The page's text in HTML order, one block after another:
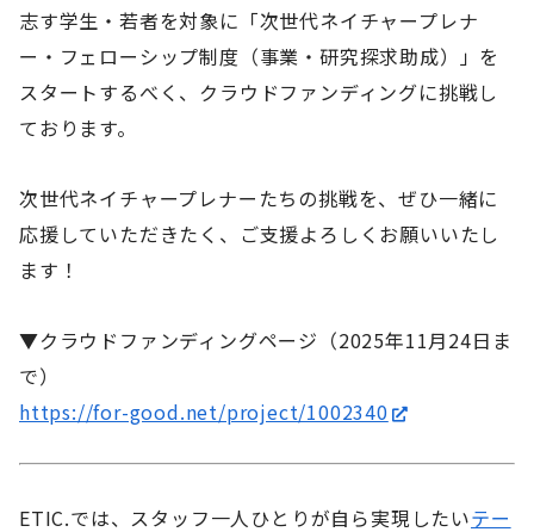
志す学生・若者を対象に「次世代ネイチャープレナ
ー・フェローシップ制度（事業・研究探求助成）」を
スタートするべく、クラウドファンディングに挑戦し
ております。
次世代ネイチャープレナーたちの挑戦を、ぜひ一緒に
応援していただきたく、ご支援よろしくお願いいたし
ます！
▼クラウドファンディングページ（2025年11月24日ま
で）
https://for-good.net/project/1002340
ETIC.では、スタッフ一人ひとりが自ら実現したいテー